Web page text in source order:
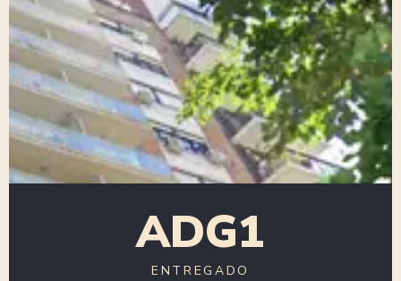
ADG1
ENTREGADO